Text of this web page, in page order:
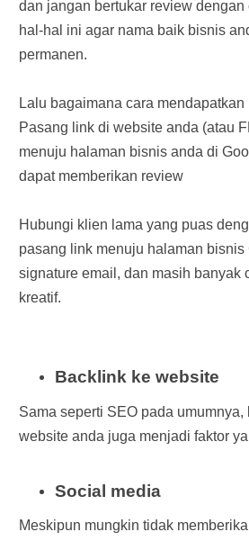
dan jangan bertukar review
hal-hal ini agar nama baik bisnis
permanen.
Lalu bagaimana cara
Pasang link di website anda (atau
menuju halaman bisnis anda di
dapat memberikan review
Hubungi klien lama yang puas
pasang link menuju halaman bisnis
signature email, dan masih banyak
kreatif.
Backlink ke website
Sama seperti SEO pada
website anda juga menjadi faktor
Social media
Meskipun mungkin tidak